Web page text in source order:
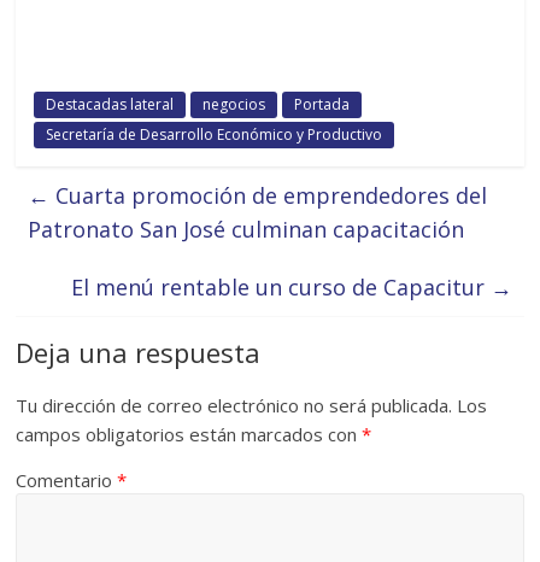
Destacadas lateral negocios
Portada
Secretaría de Desarrollo Económico y Productivo
← Cuarta promoción de emprendedores del
Patronato San José culminan capacitación
El menú rentable un curso de Capacitur →
Deja una respuesta
Tu dirección de correo electrónico no será publicada. Los
campos obligatorios están marcados con*
Comentario*